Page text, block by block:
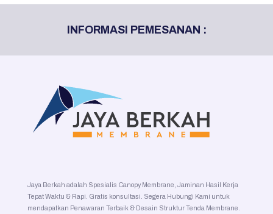
INFORMASI PEMESANAN :
Jaya Berkah adalah Spesialis Canopy Membrane, Jaminan Hasil Kerja
Tepat Waktu & Rapi. Gratis konsultasi. Segera Hubungi Kami untuk
mendapatkan Penawaran Terbaik & Desain Struktur Tenda Membrane.